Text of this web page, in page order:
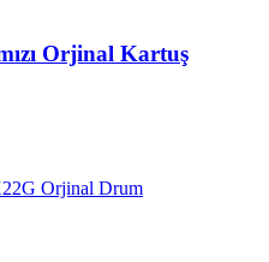
Orjinal Kartuş